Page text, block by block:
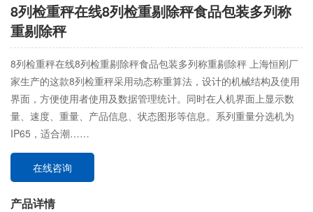
8列检重秤在线8列检重剔除秤食品包装多列称
重剔除秤
8列检重秤在线8列检重剔除秤食品包装多列称重剔除秤 上海恒刚厂
家生产的这款8列检重秤采用动态称重算法，设计的机械结构及使用
界面，方便使用者使用及数据管理统计。同时在人机界面上显示数
量、速度、重量、产品信息、状态图形等信息。系列重量分选机为
IP65，适合潮……
在线咨询
产品详情